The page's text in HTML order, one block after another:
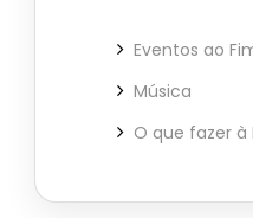
Eventos ao
Música
O que fazer à